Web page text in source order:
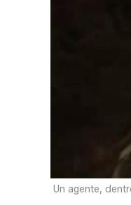
Un agente,